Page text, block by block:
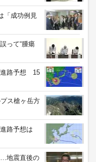
「成功例見
って“腫瘍
進路予想 15
ス槍ヶ岳方
進路予想は
…地震直後の